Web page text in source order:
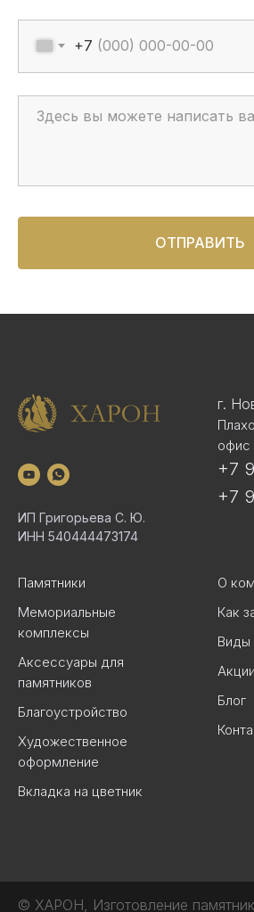
+7
ОТПРАВИТЬ
ИП Григорьева С. Ю.
ИНН 540444473174
г.
офис
+7
+7
Памятники
Мемориальные
комплексы
Аксессуары для
памятников
Благоустройство
Художественное
оформление
Вкладка на цветник
О
Как
Виды
Акции
Блог
© ХАРОН, Изготовление